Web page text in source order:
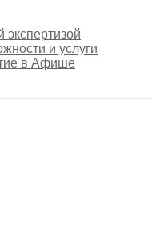
экспертизой
и услуги
в Афише